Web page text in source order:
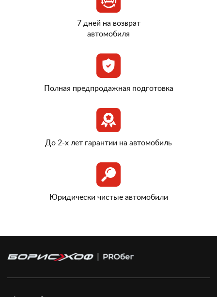
7 дней на возврат
автомобиля
Полная предпродажная подготовка
До 2-х лет гарантии на автомобиль
Юридически чистые автомобили